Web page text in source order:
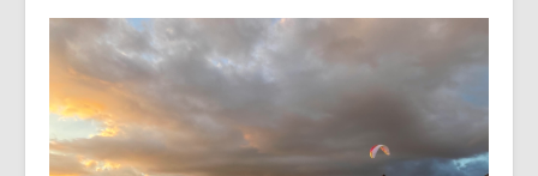
Agenda
Contacts
Médias